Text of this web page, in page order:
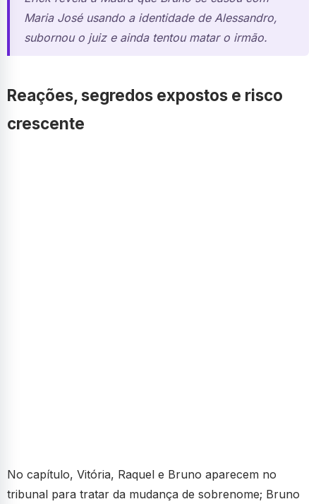
Maria José usando a identidade de Alessandro,
subornou o juiz e ainda tentou matar o irmão.
Reações, segredos expostos e risco
crescente
No capítulo, Vitória, Raquel e Bruno aparecem no
tribunal para tratar da mudança de sobrenome; Bruno